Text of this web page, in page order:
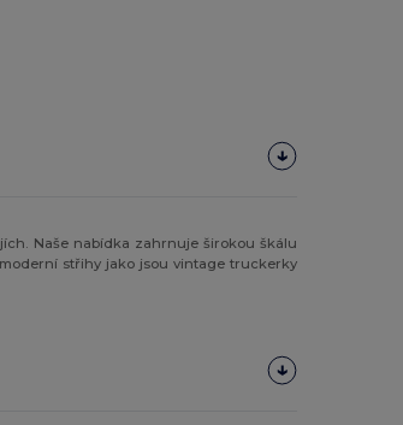
Naše nabídka zahrnuje širokou škálu
střihy jako jsou vintage truckerky